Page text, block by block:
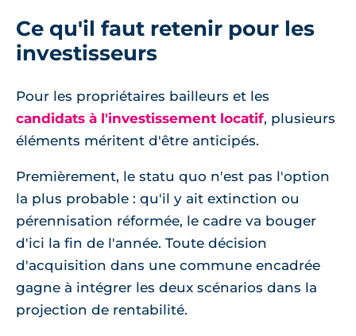
Ce qu'il faut retenir pour les
investisseurs
Pour les propriétaires bailleurs et les
candidats à l'investissement locatif, plusieurs
éléments méritent d'être anticipés.
Premièrement, le statu quo n'est pas l'option
la plus probable : qu'il y ait extinction ou
pérennisation réformée, le cadre va bouger
d'ici la fin de l'année. Toute décision
d'acquisition dans une commune encadrée
gagne à intégrer les deux scénarios dans la
projection de rentabilité.